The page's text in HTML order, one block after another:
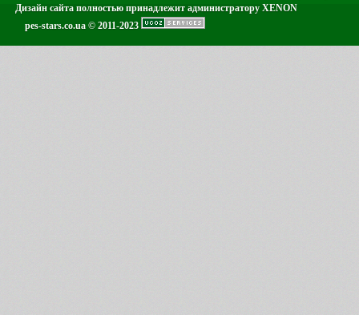
Дизайн сайта полностью принадлежит администратору XENON
pes-stars.co.ua © 2011-2023